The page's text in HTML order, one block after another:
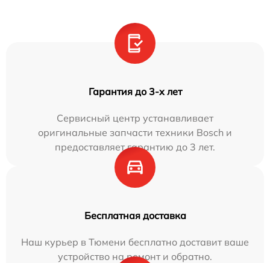
Гарантия до 3-х лет
Сервисный центр устанавливает
оригинальные запчасти техники Bosch и
предоставляет гарантию до 3 лет.
Бесплатная доставка
Наш курьер в Тюмени бесплатно доставит ваше
устройство на ремонт и обратно.